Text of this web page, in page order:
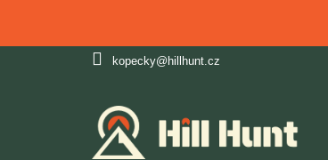
kopecky@hillhunt.cz